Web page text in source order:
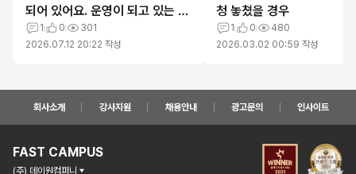
되어 있어요. 운영이 되고 있는 사
이트인지 모르겠습니다.
1 0
301
2026.07.12 20:22 작성
청 놓쳤을 경우
1 0
480
2026.03.02 00:59 작성
회사소개 강사지원 채용안내 광고문의 인사이트
FAST CAMPUS
(주) 데이원컴퍼니